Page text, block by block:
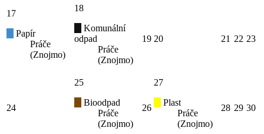
17
Papír
Práče
(Znojmo)
18
Komunální
odpad
Práče
(Znojmo)
19 20 21 22 23
24
25
Bioodpad
Práče
(Znojmo)
26
27
Plast
Práče
(Znojmo)
28 29 30